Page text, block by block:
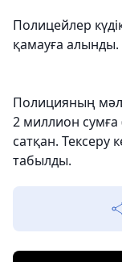
Полицейлер
қамауға алынды.
Полицияның
2 миллион сумға
сатқан. Тексеру
табылды.